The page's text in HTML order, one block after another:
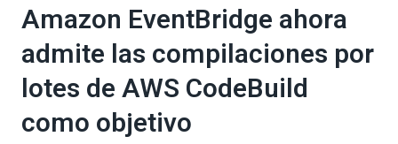
Amazon EventBridge ahora
admite las compilaciones por
lotes de AWS CodeBuild
como objetivo